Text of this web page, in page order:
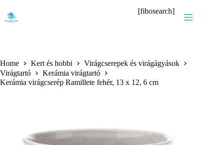
content
[fibosearch]
Home Kert és hobbi
Virágcserepek és virágágyások
Virágtartó
Kerámia virágtartó
Kerámia virágcserép Ramillete fehér, 13 x 12, 6 cm